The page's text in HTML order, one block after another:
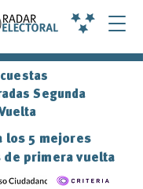
Segunda
los 5 mejores
de primera vuelta